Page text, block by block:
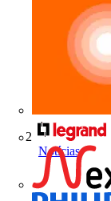
Notícias